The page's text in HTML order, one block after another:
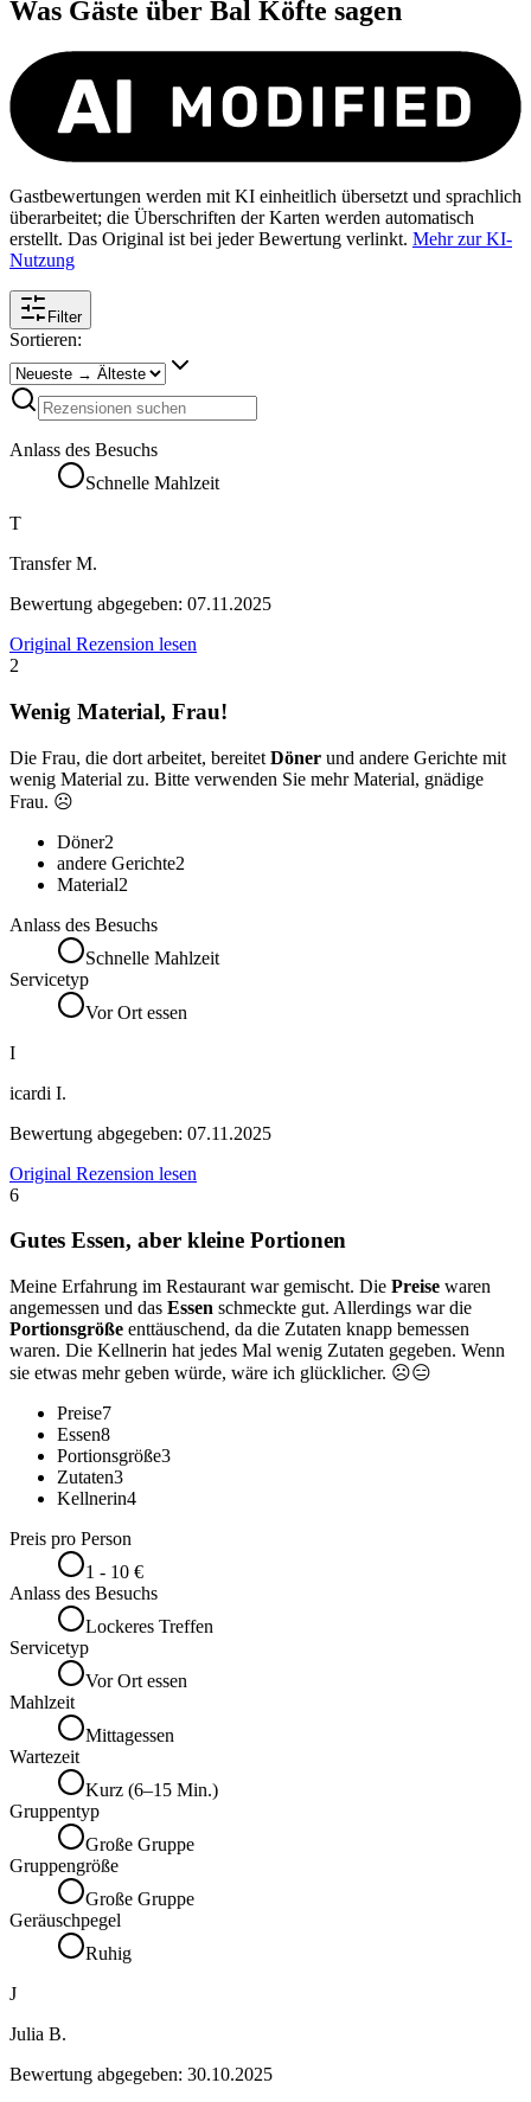
Was Gäste über Bal Köfte sagen
Gastbewertungen werden mit KI einheitlich übersetzt und sprachlich
überarbeitet; die Überschriften der Karten werden automatisch
erstellt. Das Original ist bei jeder Bewertung verlinkt. Mehr zur KI-
Nutzung
Filter
Sortieren:
Anlass des Besuchs
Schnelle Mahlzeit
T
Transfer M.
Bewertung abgegeben: 07.11.2025
Original Rezension lesen
2
Wenig Material, Frau!
Die Frau, die dort arbeitet, bereitet Döner und andere Gerichte mit
wenig Material zu. Bitte verwenden Sie mehr Material, gnädige
Frau. ☹️
Döner2
andere Gerichte2
Material2
Anlass des Besuchs
Schnelle Mahlzeit
Servicetyp
Vor Ort essen
I
icardi I.
Bewertung abgegeben: 07.11.2025
Original Rezension lesen
6
Gutes Essen, aber kleine Portionen
Meine Erfahrung im Restaurant war gemischt. Die Preise waren
angemessen und das Essen schmeckte gut. Allerdings war die
Portionsgröße enttäuschend, da die Zutaten knapp bemessen
waren. Die Kellnerin hat jedes Mal wenig Zutaten gegeben. Wenn
sie etwas mehr geben würde, wäre ich glücklicher. ☹️😑
Preise7
Essen8
Portionsgröße3
Zutaten3
Kellnerin4
Preis pro Person
1 - 10 €
Anlass des Besuchs
Lockeres Treffen
Servicetyp
Vor Ort essen
Mahlzeit
Mittagessen
Wartezeit
Kurz (6–15 Min.)
Gruppentyp
Große Gruppe
Gruppengröße
Große Gruppe
Geräuschpegel
Ruhig
J
Julia B.
Bewertung abgegeben: 30.10.2025